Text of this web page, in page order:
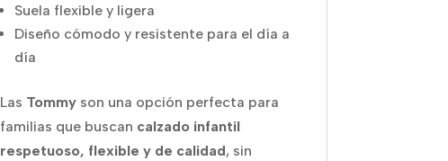
Suela flexible y ligera
Diseño cómodo y resistente para el día a
día
Las Tommyson una opción perfecta para
familias que buscan calzado infantil
respetuoso, flexible y de calidad, sin